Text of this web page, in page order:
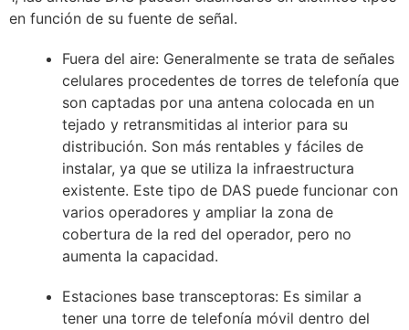
en función de su fuente de señal.
Fuera del aire: Generalmente se trata de señales
celulares procedentes de torres de telefonía que
son captadas por una antena colocada en un
tejado y retransmitidas al interior para su
distribución. Son más rentables y fáciles de
instalar, ya que se utiliza la infraestructura
existente. Este tipo de DAS puede funcionar con
varios operadores y ampliar la zona de
cobertura de la red del operador, pero no
aumenta la capacidad.
Estaciones base transceptoras: Es similar a
tener una torre de telefonía móvil dentro del